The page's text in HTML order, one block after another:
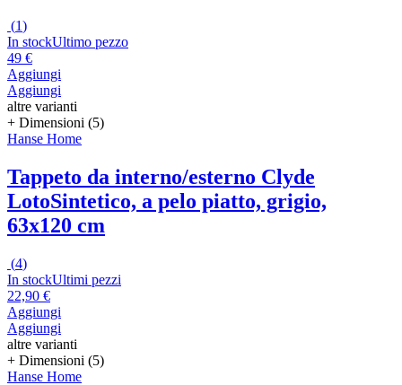
(1)
In stockUltimo pezzo
49 €
Aggiungi
Aggiungi
altre varianti
+ Dimensioni (5)
Hanse Home
Tappeto da interno/esterno Clyde
LotoSintetico, a pelo piatto, grigio,
63x120 cm
(4)
In stockUltimi pezzi
22,90 €
Aggiungi
Aggiungi
altre varianti
+ Dimensioni (5)
Hanse Home